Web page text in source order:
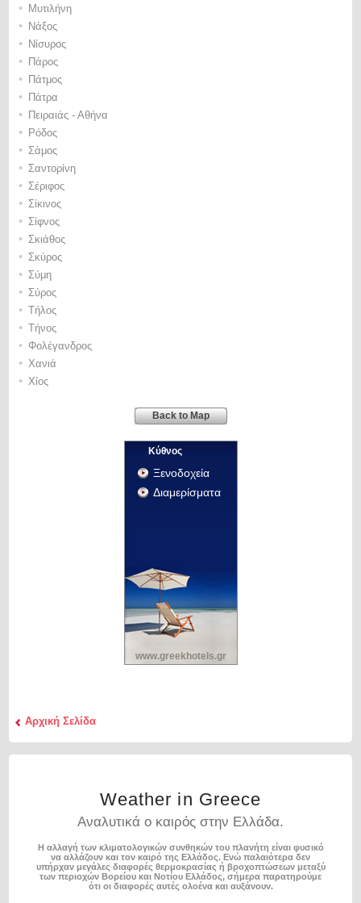
• Μυτιλήνη
• Νάξος
• Νίσυρος
• Πάρος
• Πάτμος
• Πάτρα
• Πειραιάς - Αθήνα
• Ρόδος
• Σάμος
• Σαντορίνη
• Σέριφος
• Σίκινος
• Σίφνος
• Σκιάθος
• Σκύρος
• Σύμη
• Σύρος
• Τήλος
• Τήνος
• Φολέγανδρος
• Χανιά
• Χίος
Back to Map
Κύθνος
Ξενοδοχεία
Διαμερίσματα
www.greekhotels.gr
Αρχική Σελίδα
Weather in Greece
Αναλυτικά ο καιρός στην Ελλάδα.
Η αλλαγή των κλιματολογικών συνθηκών του πλανήτη είναι φυσικό
να αλλάζουν και τον καιρό της Ελλάδος. Ενώ παλαιότερα δεν
υπήρχαν μεγάλες διαφορές θερμοκρασίας ή βροχοπτώσεων μεταξύ
των περιοχών Βορείου και Νοτίου Ελλάδος, σήμερα παρατηρούμε
ότι οι διαφορές αυτές ολοένα και αυξάνουν.